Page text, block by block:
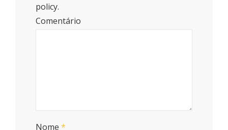
policy.
Comentário
Nome *